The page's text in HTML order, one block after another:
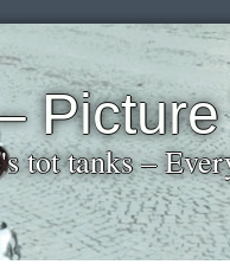
tot tanks –